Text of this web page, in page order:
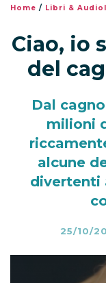
Home / Libri &
Ciao, io
del
Dal
milioni
alcune
divertenti
25/10/